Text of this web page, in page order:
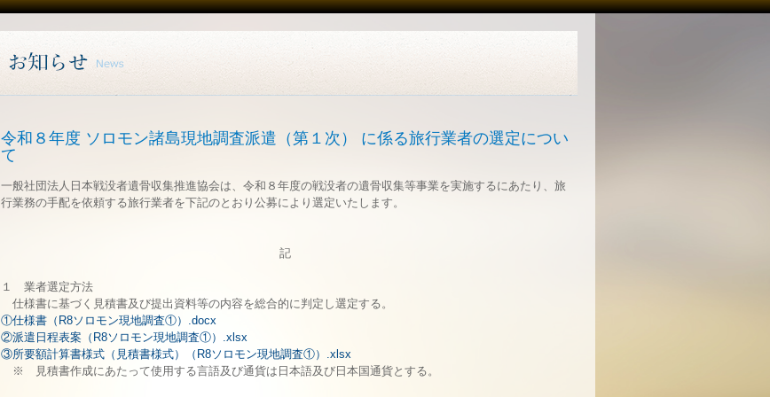
令和８年度 ソロモン諸島現地調査派遣（第１次） に係る旅行業者の選定につい
て
一般社団法人日本戦没者遺骨収集推進協会は、令和８年度の戦没者の遺骨収集等事業を実施するにあたり、旅
行業務の手配を依頼する旅行業者を下記のとおり公募により選定いたします。
記
１ 業者選定方法
仕様書に基づく見積書及び提出資料等の内容を総合的に判定し選定する。
①仕様書（R8ソロモン現地調査①）.docx
②派遣日程表案（R8ソロモン現地調査①）.xlsx
③所要額計算書様式（見積書様式）（R8ソロモン現地調査①）.xlsx
※ 見積書作成にあたって使用する言語及び通貨は日本語及び日本国通貨とする。